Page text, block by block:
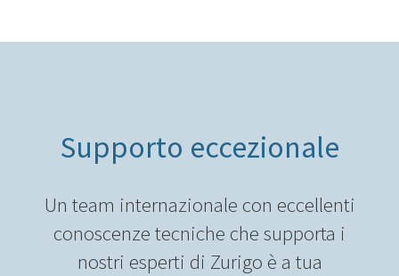
Supporto eccezionale
Un team internazionale con eccellenti
conoscenze tecniche che supporta i
nostri esperti di Zurigo è a tua